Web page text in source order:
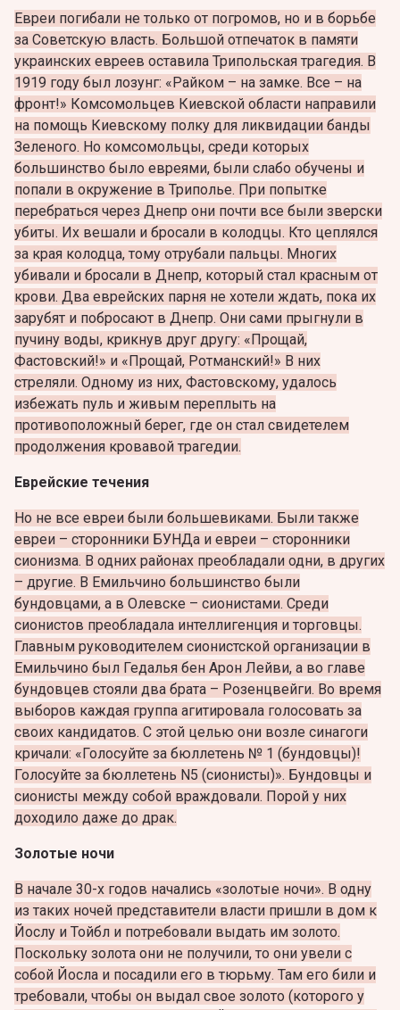
Евреи погибали не только от погромов, но и в борьбе
за Советскую власть. Большой отпечаток в памяти
украинских евреев оставила Трипольская трагедия. В
1919 году был лозунг: «Райком – на замке. Все – на
фронт!» Комсомольцев Киевской области направили
на помощь Киевскому полку для ликвидации банды
Зеленого. Но комсомольцы, среди которых
большинство было евреями, были слабо обучены и
попали в окружение в Триполье. При попытке
перебраться через Днепр они почти все были зверски
убиты. Их вешали и бросали в колодцы. Кто цеплялся
за края колодца, тому отрубали пальцы. Многих
убивали и бросали в Днепр, который стал красным от
крови. Два еврейских парня не хотели ждать, пока их
зарубят и побросают в Днепр. Они сами прыгнули в
пучину воды, крикнув друг другу: «Прощай,
Фастовский!» и «Прощай, Ротманский!» В них
стреляли. Одному из них, Фастовскому, удалось
избежать пуль и живым переплыть на
противоположный берег, где он стал свидетелем
продолжения кровавой трагедии.
Еврейские течения
Но не все евреи были большевиками. Были также
евреи – сторонники БУНДа и евреи – сторонники
сионизма. В одних районах преобладали одни, в других
– другие. В Емильчино большинство были
бундовцами, а в Олевске – сионистами. Среди
сионистов преобладала интеллигенция и торговцы.
Главным руководителем сионистской организации в
Емильчино был Гедалья бен Арон Лейви, а во главе
бундовцев стояли два брата – Розенцвейги. Во время
выборов каждая группа агитировала голосовать за
своих кандидатов. С этой целью они возле синагоги
кричали: «Голосуйте за бюллетень № 1 (бундовцы)!
Голосуйте за бюллетень N5 (сионисты)». Бундовцы и
сионисты между собой враждовали. Порой у них
доходило даже до драк.
Золотые ночи
В начале 30-х годов начались «золотые ночи». В одну
из таких ночей представители власти пришли в дом к
Йослу и Тойбл и потребовали выдать им золото.
Поскольку золота они не получили, то они увели с
собой Йосла и посадили его в тюрьму. Там его били и
требовали, чтобы он выдал свое золото (которого у